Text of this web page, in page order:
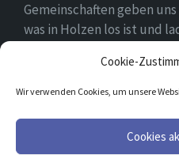
Cookie-
Wir verwenden Cookies, um unsere
Cookies
Gemeinschaften geben
was in Holzen los ist und
und hoffen, dass sie sich
Facebook